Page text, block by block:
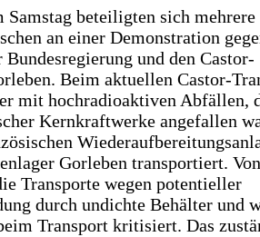
Samstag beteiligten sich mehrere
an einer Demonstration
und den Castor-
Beim aktuellen Castor-
mit hochradioaktiven Abfällen,
Kernkraftwerke angefallen
Gorleben transportiert.
Transporte wegen potentieller
durch undichte Behälter und
Transport kritisiert. Das